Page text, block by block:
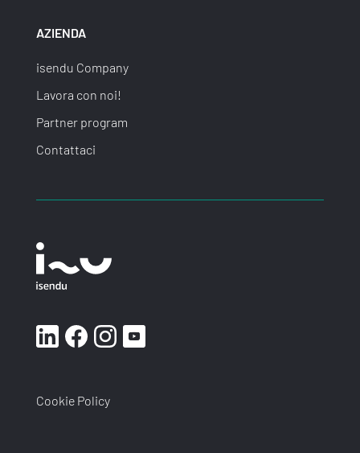
AZIENDA
isendu Company
Lavora con noi!
Partner program
Contattaci
Cookie Policy